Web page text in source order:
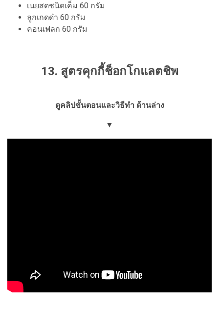
เนยสดชนิดเค็ม 60 กรัม
ลูกเกดดำ 60 กรัม
คอนเฟลก 60 กรัม
13. สูตรคุกกี้ช็อกโกแลตชิพ
ดูคลิปขั้นตอนและวิธีทำ ด้านล่าง
▼